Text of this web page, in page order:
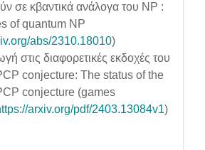
σε κβαντικά ανάλογα του NP :
of quantum NP
abs/2310.18010)
στις διαφορετικές εκδοχές του
conjecture: The status of the
conjecture (games
arxiv.org/pdf/2403.13084v1)